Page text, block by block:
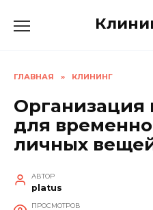
ГЛАВНАЯ » КЛИНИНГ
Организация
для
личных
АВТОР
platus
ПРОСМОТРОВ